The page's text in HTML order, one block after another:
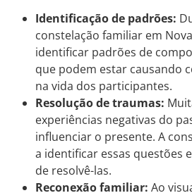
Identificação de padrões:
constelação familiar em
identificar padrões de
que podem estar causando
na vida dos participantes.
Resolução de traumas:
experiências negativas do
influenciar o presente. A
a identificar essas questões
de resolvê-las.
Reconexão familiar: Ao